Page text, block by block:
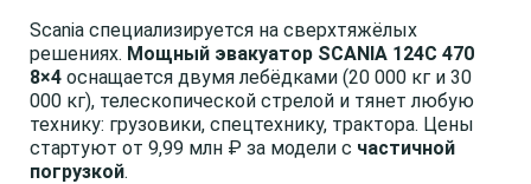
Scania специализируется на сверхтяжёлых
решениях. Мощный эвакуатор SCANIA 124C 470
8×4 оснащается двумя лебёдками (20 000 кг и 30
000 кг), телескопической стрелой и тянет любую
технику: грузовики, спецтехнику, трактора. Цены
стартуют от 9,99 млн ₽ за модели с частичной
погрузкой.